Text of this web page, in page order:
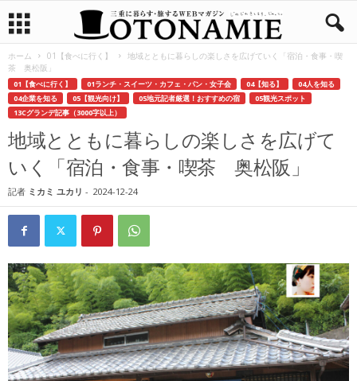
ホーム 01【食べに行く】
地域とともに暮らしの楽しさを広げていく「宿泊・食事・喫
茶 奥松阪」
01【食べに行く】 01ランチ・スイーツ・カフェ・パン・女子会 04【知る】
04人を知る
04企業を知る
05【観光向け】 05地元記者厳選！おすすめの宿
05観光スポット
13Cグランデ記事（3000字以上）
地域とともに暮らしの楽しさを広げて
いく「宿泊・食事・喫茶 奥松阪」
記者 ミカミ ユカリ - 2024-12-24